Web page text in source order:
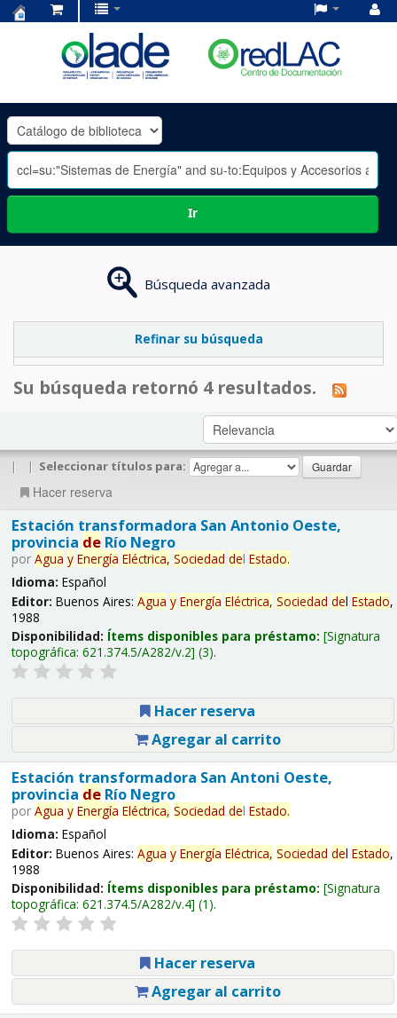
OLADE
-
Ir
Búsqueda avanzada
Refinar su búsqueda
Su búsqueda retornó 4 resultados.
| | Seleccionar títulos para:
Hacer reserva
Estación transformadora San Antonio Oeste,
provincia deRío Negro
por Agua y Energía Eléctrica, Sociedad del Estado.
Idioma: Español
Editor: Buenos Aires: Agua y Energía Eléctrica, Sociedad del Estado,
1988
Disponibilidad: Ítems disponibles para préstamo: Signatura
topográfica: 621.374.5/A282/v.2 (3).
Hacer reserva
Agregar al carrito
Estación transformadora San Antoni Oeste,
provincia deRío Negro
por Agua y Energía Eléctrica, Sociedad del Estado.
Idioma: Español
Editor: Buenos Aires: Agua y Energía Eléctrica, Sociedad del Estado,
1988
Disponibilidad: Ítems disponibles para préstamo: Signatura
topográfica: 621.374.5/A282/v.4 (1).
Hacer reserva
Agregar al carrito